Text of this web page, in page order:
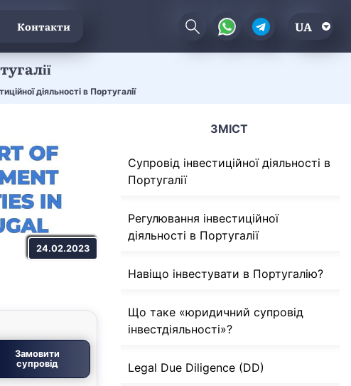
Контакти UA
діяльності в Португалії
24.02.2023
Замовити
супровід
ЗМІСТ
Супровід інвестиційної діяльності в
Португалії
Регулювання інвестиційної
діяльності в Португалії
Навіщо інвестувати в Португалію?
Що таке «юридичний супровід
інвестдіяльності»?
Legal Due Diligence (DD)